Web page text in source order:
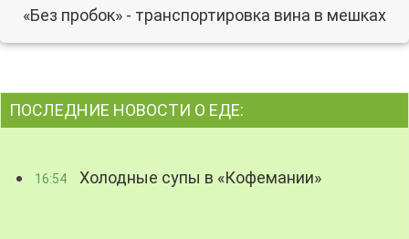
«Без пробок» - транспортировка вина в мешках
ПОСЛЕДНИЕ НОВОСТИ О ЕДЕ:
16:54 Холодные супы в «Кофемании»